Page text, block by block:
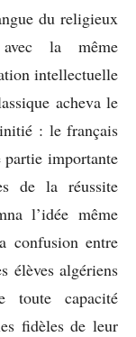
du religieux
la même
intellectuelle
acheva le
: le français
partie importante
de la réussite
l’idée même
confusion entre
élèves algériens
toute capacité
fidèles de leur